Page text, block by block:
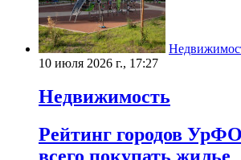
10 июля 2026 г., 17:27
Недвижимость
Рейтинг городов